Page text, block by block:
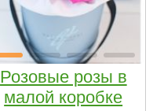
Розовые розы в
малой коробке